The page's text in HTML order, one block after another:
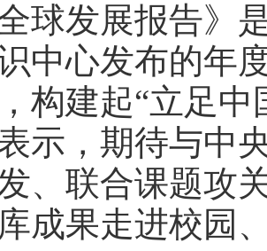
全球发展报告》
中心发布的年
构建起“立足
示，期待与中
、联合课题攻
成果走进校园